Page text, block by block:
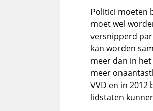
Politici moeten
moet wel
versnipperd
kan worden
meer dan in
meer
VVD en in 2012
lidstaten